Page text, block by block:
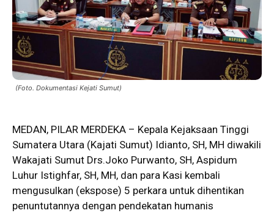
(Foto. Dokumentasi Kejati Sumut)
MEDAN, PILAR MERDEKA – Kepala Kejaksaan Tinggi
Sumatera Utara (Kajati Sumut) Idianto, SH, MH diwakili
Wakajati Sumut Drs.Joko Purwanto, SH, Aspidum
Luhur Istighfar, SH, MH, dan para Kasi kembali
mengusulkan (ekspose) 5 perkara untuk dihentikan
penuntutannya dengan pendekatan humanis